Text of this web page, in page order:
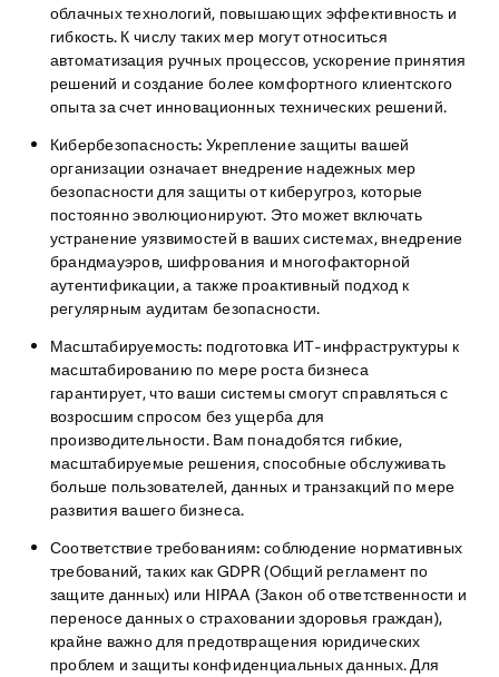
облачных технологий, повышающих эффективность и
гибкость. К числу таких мер могут относиться
автоматизация ручных процессов, ускорение принятия
решений и создание более комфортного клиентского
опыта за счет инновационных технических решений.
Кибербезопасность: Укрепление защиты вашей
организации означает внедрение надежных мер
безопасности для защиты от киберугроз, которые
постоянно эволюционируют. Это может включать
устранение уязвимостей в ваших системах, внедрение
брандмауэров, шифрования и многофакторной
аутентификации, а также проактивный подход к
регулярным аудитам безопасности.
Масштабируемость: подготовка ИТ-инфраструктуры к
масштабированию по мере роста бизнеса
гарантирует, что ваши системы смогут справляться с
возросшим спросом без ущерба для
производительности. Вам понадобятся гибкие,
масштабируемые решения, способные обслуживать
больше пользователей, данных и транзакций по мере
развития вашего бизнеса.
Соответствие требованиям: соблюдение нормативных
требований, таких как GDPR (Общий регламент по
защите данных) или HIPAA (Закон об ответственности и
переносе данных о страховании здоровья граждан),
крайне важно для предотвращения юридических
проблем и защиты конфиденциальных данных. Для